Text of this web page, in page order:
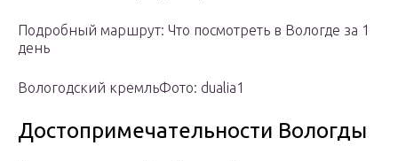
Подробный маршрут: Что посмотреть в Вологде за 1
день
Вологодский кремльФото: dualia1
Достопримечательности Вологды